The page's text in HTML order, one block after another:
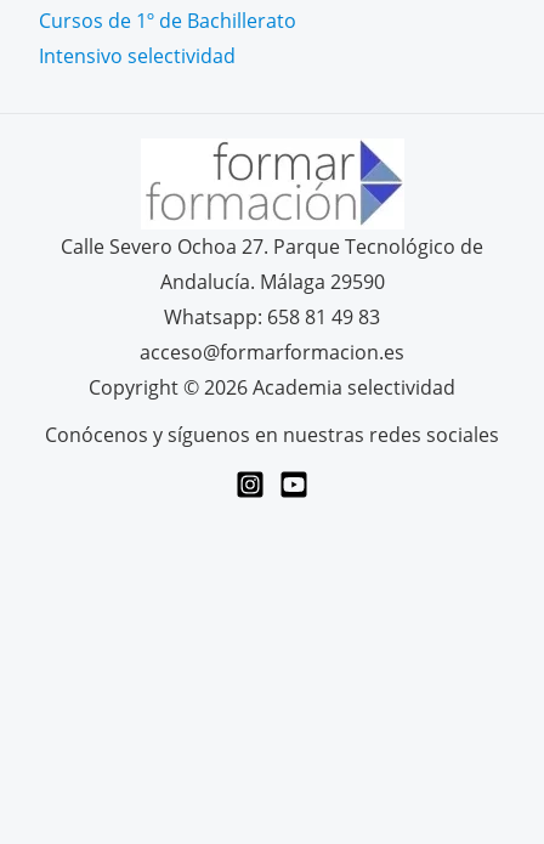
Cursos de 1º de Bachillerato
Intensivo selectividad
Calle Severo Ochoa 27. Parque Tecnológico de
Andalucía. Málaga 29590
Whatsapp: 658 81 49 83
acceso@formarformacion.es
Copyright © 2026 Academia selectividad
Conócenos y síguenos en nuestras redes sociales